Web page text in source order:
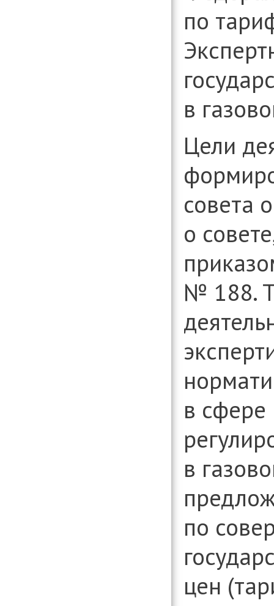
вопросам
по
в
Цели
совета
о
№ 188.
в сфере
в
по
цен